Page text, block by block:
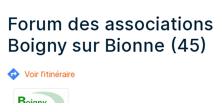
Forum des associations
Boigny sur Bionne (45)
Voir l’itinéraire